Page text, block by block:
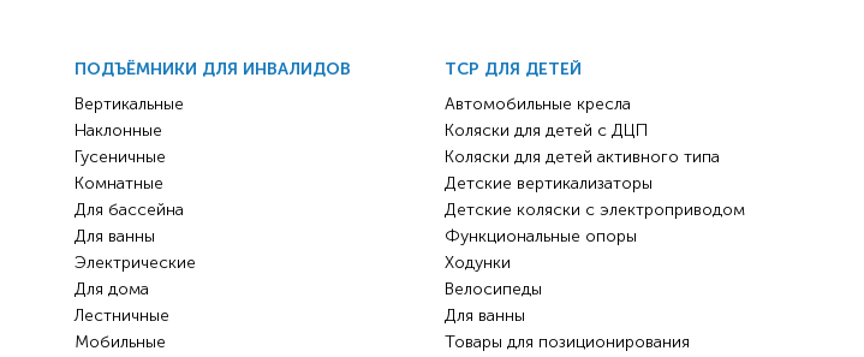
ПОДЪЁМНИКИ ДЛЯ ИНВАЛИДОВ
Вертикальные
Наклонные
Гусеничные
Комнатные
Для бассейна
Для ванны
Электрические
Для дома
Лестничные
Мобильные
ТСР ДЛЯ ДЕТЕЙ
Автомобильные кресла
Коляски для детей с ДЦП
Коляски для детей активного типа
Детские вертикализаторы
Детские коляски с электроприводом
Функциональные опоры
Ходунки
Велосипеды
Для ванны
Товары для позиционирования